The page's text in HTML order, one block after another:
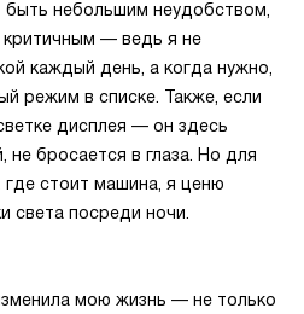
небольшим неудобством,
критичным — ведь я не
каждый день, а когда нужно,
режим в списке. Также, если
дисплея — он здесь
не бросается в глаза. Но для
где стоит машина, я ценю
света посреди ночи.
мою жизнь — не только